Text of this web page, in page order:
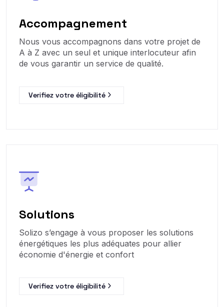
Accompagnement
Nous vous accompagnons dans votre projet de
A à Z avec un seul et unique interlocuteur afin
de vous garantir un service de qualité.
Verifiez votre éligibilité
Solutions
Solizo s’engage à vous proposer les solutions
énergétiques les plus adéquates pour allier
économie d'énergie et confort
Verifiez votre éligibilité